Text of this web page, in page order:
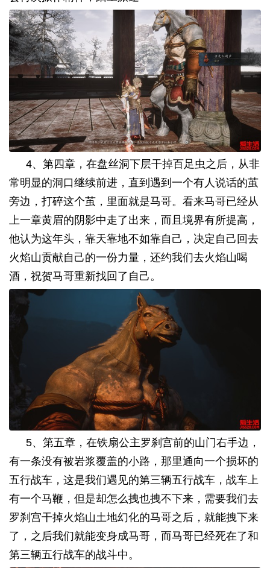
4、第四章，在盘丝洞下层干掉百足虫之后，从非
常明显的洞口继续前进，直到遇到一个有人说话的茧
旁边，打碎这个茧，里面就是马哥。看来马哥已经从
上一章黄眉的阴影中走了出来，而且境界有所提高，
他认为这年头，靠天靠地不如靠自己，决定自己回去
火焰山贡献自己的一份力量，还约我们去火焰山喝
酒，祝贺马哥重新找回了自己。
5、第五章，在铁扇公主罗刹宫前的山门右手边，
有一条没有被岩浆覆盖的小路，那里通向一个损坏的
五行战车，这是我们遇见的第三辆五行战车，战车上
有一个马鞭，但是却怎么拽也拽不下来，需要我们去
罗刹宫干掉火焰山土地幻化的马哥之后，就能拽下来
了，之后我们就能变身成马哥，而马哥已经死在了和
第三辆五行战车的战斗中。